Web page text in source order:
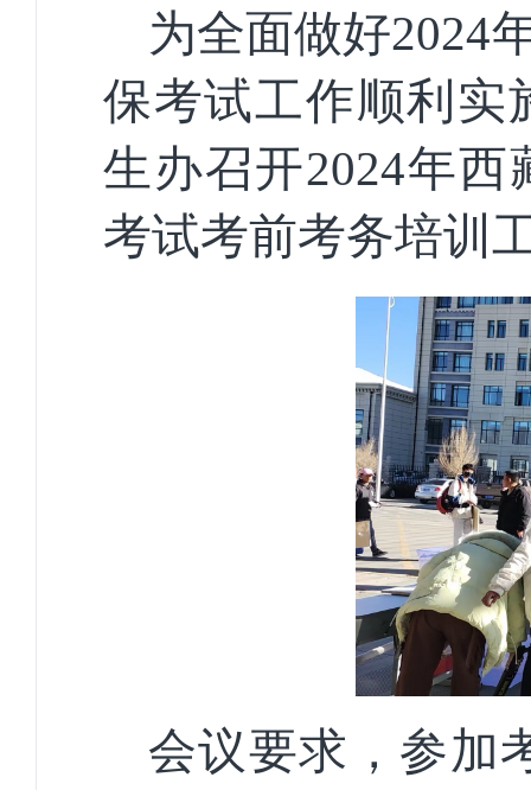
为全面做好2024
保考试工作顺利实
生办召开2024年
考试考前考务培
会议要求，参加